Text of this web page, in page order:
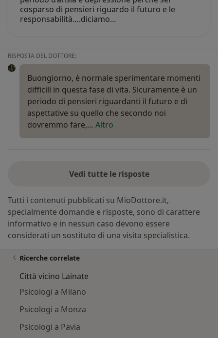
cosparso di pensieri riguardo il futuro e le
responsabilità….diciamo…
RISPOSTA DEL DOTTORE:
Buongiorno, è normale sperimentare momenti
difficili in questa fase di vita. Sicuramente è un
periodo di pensieri riguardanti il futuro e di
aspettative su quello che secondo noi
dovremmo fare,… Altro
Vedi tutte le risposte
Tutti i contenuti pubblicati su MioDottore.it,
specialmente domande e risposte, sono di carattere
informativo e in nessun caso devono essere
considerati un sostituto di una visita specialistica.
Ricerche correlate
Città vicino Lainate
Psicologi a Milano
Psicologi a Monza
Psicologi a Pavia